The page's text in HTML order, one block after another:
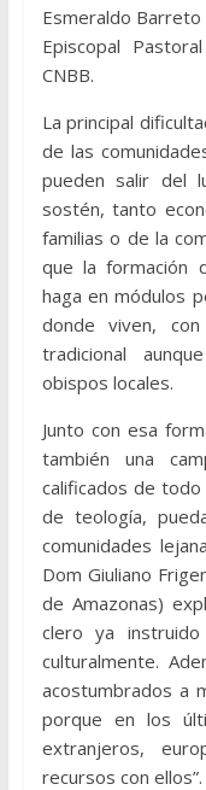
Esmeraldo Barreto
Episcopal
CNBB.
La principal
de las
pueden salir del
sostén, tanto
familias o de la
que la formación
haga en módulos
donde viven,
tradicional
obispos locales.
Junto con esa
también una
calificados de
de teología,
comunidades
Dom Giuliano
de Amazonas)
clero ya
culturalmente.
acostumbrados a
porque en los
extranjeros,
recursos con ellos”.